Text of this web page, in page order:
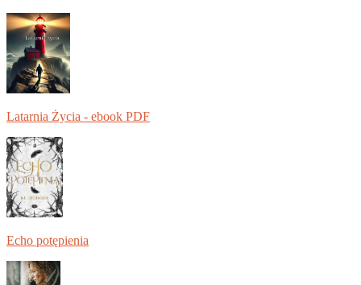
Latarnia Życia - ebook PDF
Echo potępienia